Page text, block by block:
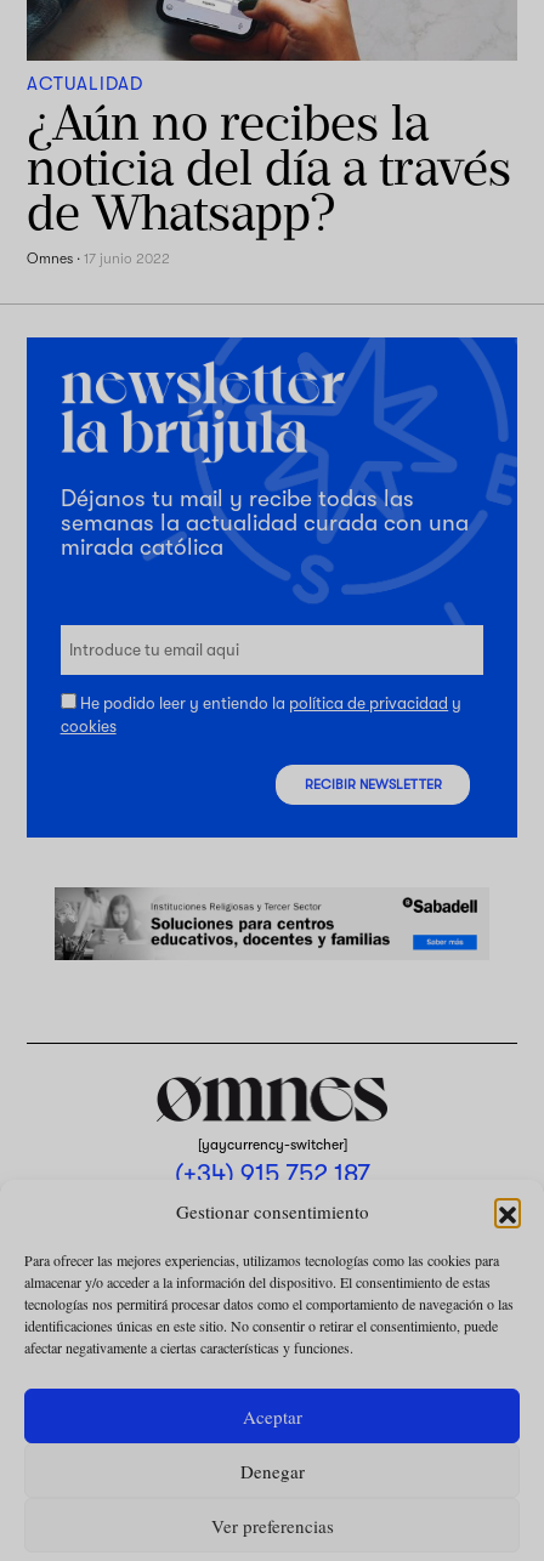
Gestionar consentimiento
Para ofrecer las mejores experiencias, utilizamos tecnologías como las cookies para
almacenar y/o acceder a la información del dispositivo. El consentimiento de estas
tecnologías nos permitirá procesar datos como el comportamiento de navegación o las
identificaciones únicas en este sitio. No consentir o retirar el consentimiento, puede
afectar negativamente a ciertas características y funciones.
Aceptar
Denegar
Ver preferencias
ACTUALIDAD
¿Aún no recibes la
noticia del día a través
de Whatsapp?
Omnes ·17 junio 2022
Déjanos tu mail y recibe todas las
semanas la actualidad curada con una
mirada católica
He podido leer y entiendo la política de privacidad y
cookies
RECIBIR NEWSLETTER
[yaycurrency-switcher]
(+34) 915 752 187
omnes@omnesmag.com
POLÍTICA DE PRIVACIDAD
USO DE COOKIES
CONDICIONES DE LA COLABORACIÓN